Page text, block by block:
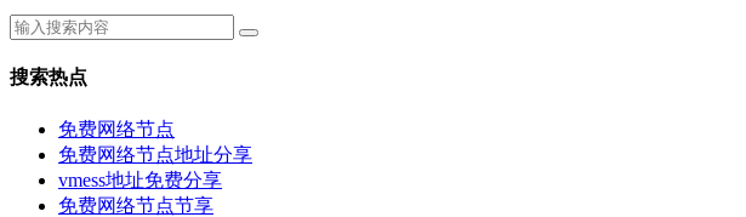
搜索热点
免费网络节点
免费网络节点地址分享
vmess地址免费分享
免费网络节点节享